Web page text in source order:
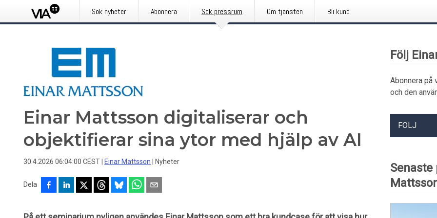
Sök nyheter Abonnera Sök pressrum Om tjänsten Bli kund
Einar Mattsson digitaliserar och
objektifierar sina ytor med hjälp av AI
30.4.2026 06:04:00 CEST Einar Mattsson Nyheter
Dela
Följ
Abonnera på
och den
FÖLJ